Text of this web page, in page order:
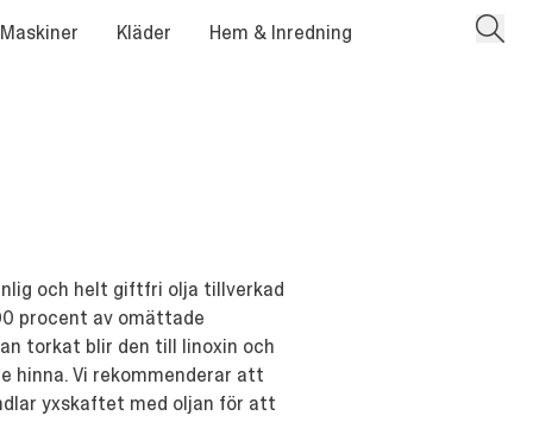
Kläder Hem & Inredning
och helt giftfri olja tillverkad
procent av omättade
torkat blir den till linoxin och
hinna. Vi rekommenderar att
yxskaftet med oljan för att